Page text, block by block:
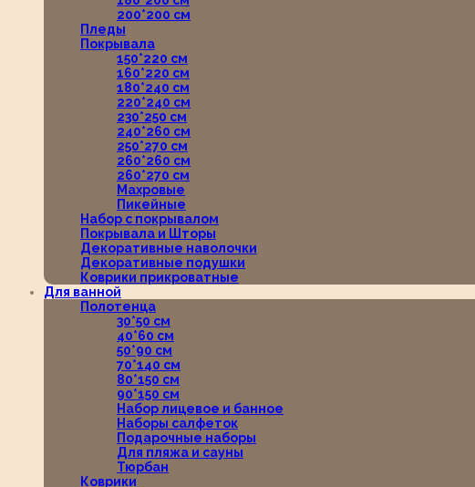
200*200 см
Пледы
Покрывала
150*220 см
160*220 см
180*240 см
220*240 см
230*250 см
240*260 см
250*270 см
260*260 см
260*270 см
Махровые
Пикейные
Набор с покрывалом
Покрывала и Шторы
Декоративные наволочки
Декоративные подушки
Коврики прикроватные
Для ванной
Полотенца
30*50 см
40*60 см
50*90 см
70*140 см
80*150 см
90*150 см
Набор лицевое и банное
Наборы салфеток
Подарочные наборы
Для пляжа и сауны
Тюрбан
Коврики